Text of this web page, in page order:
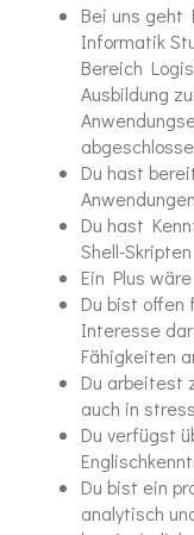
Bei uns geht
Informatik
Bereich
Ausbildung
Du hast
Anwendungen
Du hast
Shell-Skripten
Ein Plus
Du bist offen
Interesse
Fähigkeiten
Du arbeitest
auch in
Du verfügst
Du bist ein
analytisch